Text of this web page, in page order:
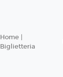
Home |
Biglietteria